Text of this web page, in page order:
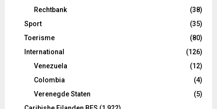
Rechtbank
(38)
Sport
(35)
Toerisme
(80)
International
(126)
Venezuela
(12)
Colombia
(4)
Verenegde Staten
(5)